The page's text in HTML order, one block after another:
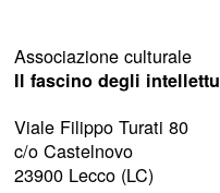
Associazione culturale
Il fascino degli
Viale Filippo Turati 80
c/o Castelnovo
23900 Lecco (LC)